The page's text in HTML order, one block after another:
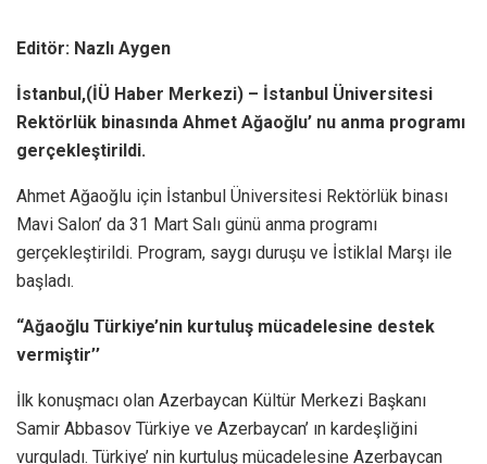
Editör: Nazlı Aygen
İstanbul,(İÜ Haber Merkezi) – İstanbul Üniversitesi
Rektörlük binasında Ahmet Ağaoğlu’ nu anma programı
gerçekleştirildi.
Ahmet Ağaoğlu için İstanbul Üniversitesi Rektörlük binası
Mavi Salon’ da 31 Mart Salı günü anma programı
gerçekleştirildi. Program, saygı duruşu ve İstiklal Marşı ile
başladı.
“Ağaoğlu Türkiye’nin kurtuluş mücadelesine destek
vermiştir’’
İlk konuşmacı olan Azerbaycan Kültür Merkezi Başkanı
Samir Abbasov Türkiye ve Azerbaycan’ ın kardeşliğini
vurguladı. Türkiye’ nin kurtuluş mücadelesine Azerbaycan